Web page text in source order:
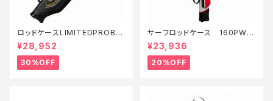
ロッドケースLIMITEDPROBR
−111S 黒 125【特価装備】【30】
¥28,952
30%OFF
サーフロッドケース 160PW
(F)【特価装備】【20】
¥23,936
20%OFF